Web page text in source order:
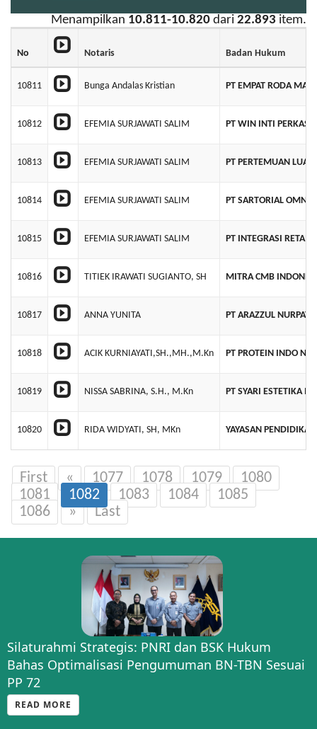
Menampilkan 10.811-10.820 dari 22.893 item.
No Notaris Badan Hukum
10811 Bunga Andalas Kristian PT EMPAT RODA MAS
10812 EFEMIA SURJAWATI SALIM PT WIN INTI PERKASA
10813 EFEMIA SURJAWATI SALIM PT PERTEMUAN LUAR
10814 EFEMIA SURJAWATI SALIM PT SARTORIAL OMNI
10815 EFEMIA SURJAWATI SALIM PT INTEGRASI RETAIL
10816 TITIEK IRAWATI SUGIANTO, SH MITRA CMB
10817 ANNA YUNITA PT ARAZZUL
10818 ACIK KURNIAYATI,SH.,MH.,M.Kn PT PROTEIN INDO
10819 NISSA SABRINA, S.H., M.Kn PT SYARI ESTETIKA
10820 RIDA WIDYATI, SH, MKn YAYASAN
First « 1077 1078 1079
1080
1081
1082 1083 1084
1085
1086
» Last
Silaturahmi Strategis: PNRI dan BSK Hukum
Bahas Optimalisasi Pengumuman BN-TBN Sesuai
PP 72
READ MORE